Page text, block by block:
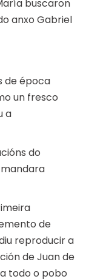
buscaron
anxo Gabriel
de época
un fresco
a
do
de
reproducir a
de Juan de
todo o pobo